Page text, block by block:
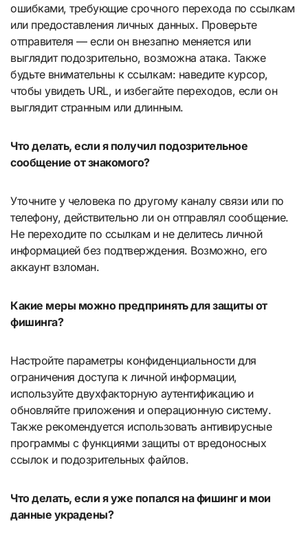
ошибками, требующие срочного перехода по ссылкам
или предоставления личных данных. Проверьте
отправителя — если он внезапно меняется или
выглядит подозрительно, возможна атака. Также
будьте внимательны к ссылкам: наведите курсор,
чтобы увидеть URL, и избегайте переходов, если он
выглядит странным или длинным.
Что делать, если я получил подозрительное
сообщение от знакомого?
Уточните у человека по другому каналу связи или по
телефону, действительно ли он отправлял сообщение.
Не переходите по ссылкам и не делитесь личной
информацией без подтверждения. Возможно, его
аккаунт взломан.
Какие меры можно предпринять для защиты от
фишинга?
Настройте параметры конфиденциальности для
ограничения доступа к личной информации,
используйте двухфакторную аутентификацию и
обновляйте приложения и операционную систему.
Также рекомендуется использовать антивирусные
программы с функциями защиты от вредоносных
ссылок и подозрительных файлов.
Что делать, если я уже попался на фишинг и мои
данные украдены?